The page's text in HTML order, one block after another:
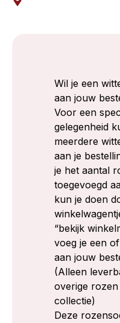
Wil je een
aan jouw
Voor een
gelegenheid
meerdere
aan je
je het aantal
toegevoegd
kun je doen
“bekijk
voeg je een
aan jouw
(Alleen
overige
collectie)
Deze